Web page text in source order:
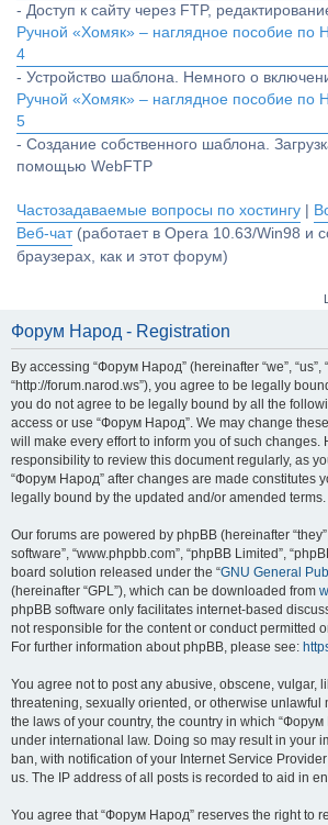
- Доступ к сайту через FTP,
Ручной «Хомяк» – наглядное пособие по
4
- Устройство шаблона. Немного о
Ручной «Хомяк» – наглядное пособие по
5
- Создание собственного шаблона.
помощью WebFTP
Частозадаваемые вопросы по хостингу
Веб-чат(работает в Opera 10.63/Win98 и
браузерах, как и этот форум)
Форум Народ - Registration
By accessing “Форум Народ” (hereinafter “we”, “us”,
“http://forum.narod.ws”), you agree to be legally
you do not agree to be legally bound by all the
access or use “Форум Народ”. We may change
will make every effort to inform you of such changes.
responsibility to review this document regularly, as
“Форум Народ” after changes are made constitutes
legally bound by the updated and/or amended terms.
Our forums are powered by phpBB (hereinafter “they”,
software”, “www.phpbb.com”, “phpBB Limited”,
board solution released under the “GNU General
(hereinafter “GPL”), which can be downloaded from
phpBB software only facilitates internet-based
not responsible for the content or conduct permitted
For further information about phpBB, please see:
You agree not to post any abusive, obscene, vulgar,
threatening, sexually oriented, or otherwise unlawful
the laws of your country, the country in which
under international law. Doing so may result in your
ban, with notification of your Internet Service
us. The IP address of all posts is recorded to aid in
You agree that “Форум Народ” reserves the right to